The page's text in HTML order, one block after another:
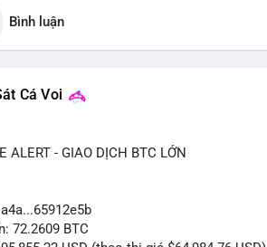
Bình luận
Cá Voi
ALERT - GIAO DỊCH BTC LỚN
72.2609 BTC